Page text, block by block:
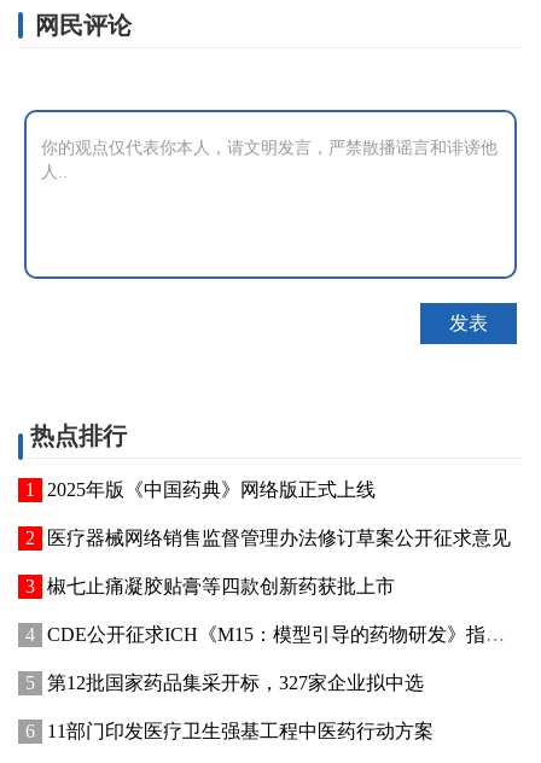
网民评论
热点排行
2025年版《中国药典》网络版正式上线
医疗器械网络销售监督管理办法修订草案公开征求意见
椒七止痛凝胶贴膏等四款创新药获批上市
CDE公开征求ICH《M15：模型引导的药物研发》指导原则实施建议和中文翻译稿意见
第12批国家药品集采开标，327家企业拟中选
11部门印发医疗卫生强基工程中医药行动方案